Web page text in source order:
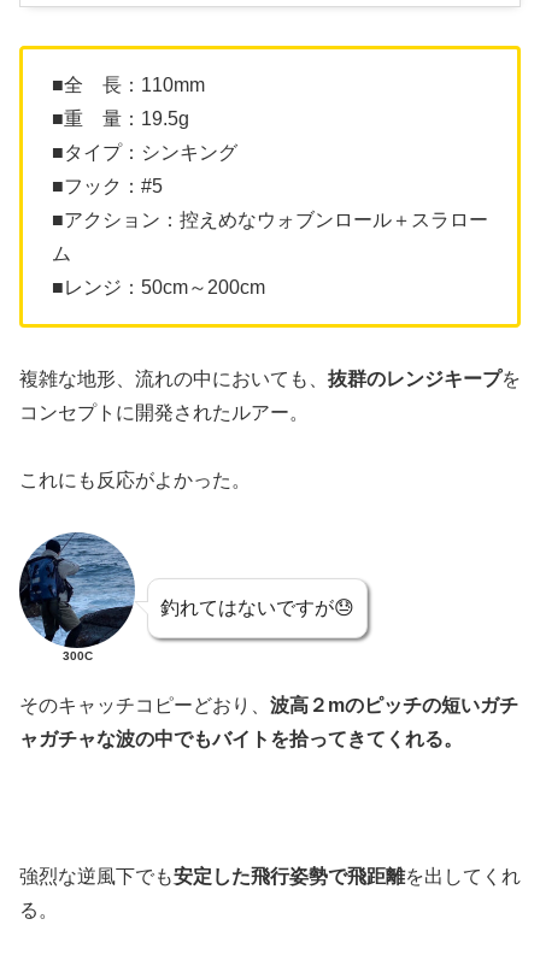
■全 長：110mm
■重 量：19.5g
■タイプ：シンキング
■フック：#5
■アクション：控えめなウォブンロール＋スラロー
ム
■レンジ：50cm～200cm
複雑な地形、流れの中においても、 抜群のレンジキープを
コンセプトに開発されたルアー。
これにも反応がよかった。
300C
釣れてはないですが😓
そのキャッチコピーどおり、 波高２mのピッチの短いガチ
ャガチャな波の中でもバイトを拾ってきてくれる。
強烈な逆風下でも安定した飛行姿勢で飛距離を出してくれ
る。